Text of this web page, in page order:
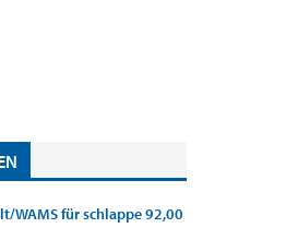
WAMS für schlappe 92,00